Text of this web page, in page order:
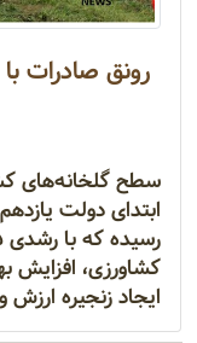
کشاورزی، افزایش
ایجاد زنجیره